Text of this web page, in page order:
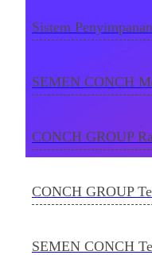
Sistem
SEMEN CONCH
CONCH GROUP
CONCH GROUP
SEMEN CONCH